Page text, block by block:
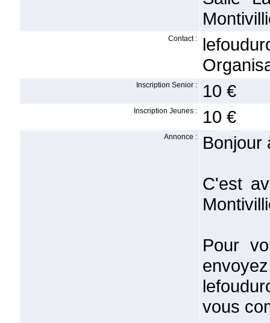
Contact :
Inscription Senior : 10 €
Inscription Jeunes : 10 €
Annonce : Bonjour
C'est
Pour
vous